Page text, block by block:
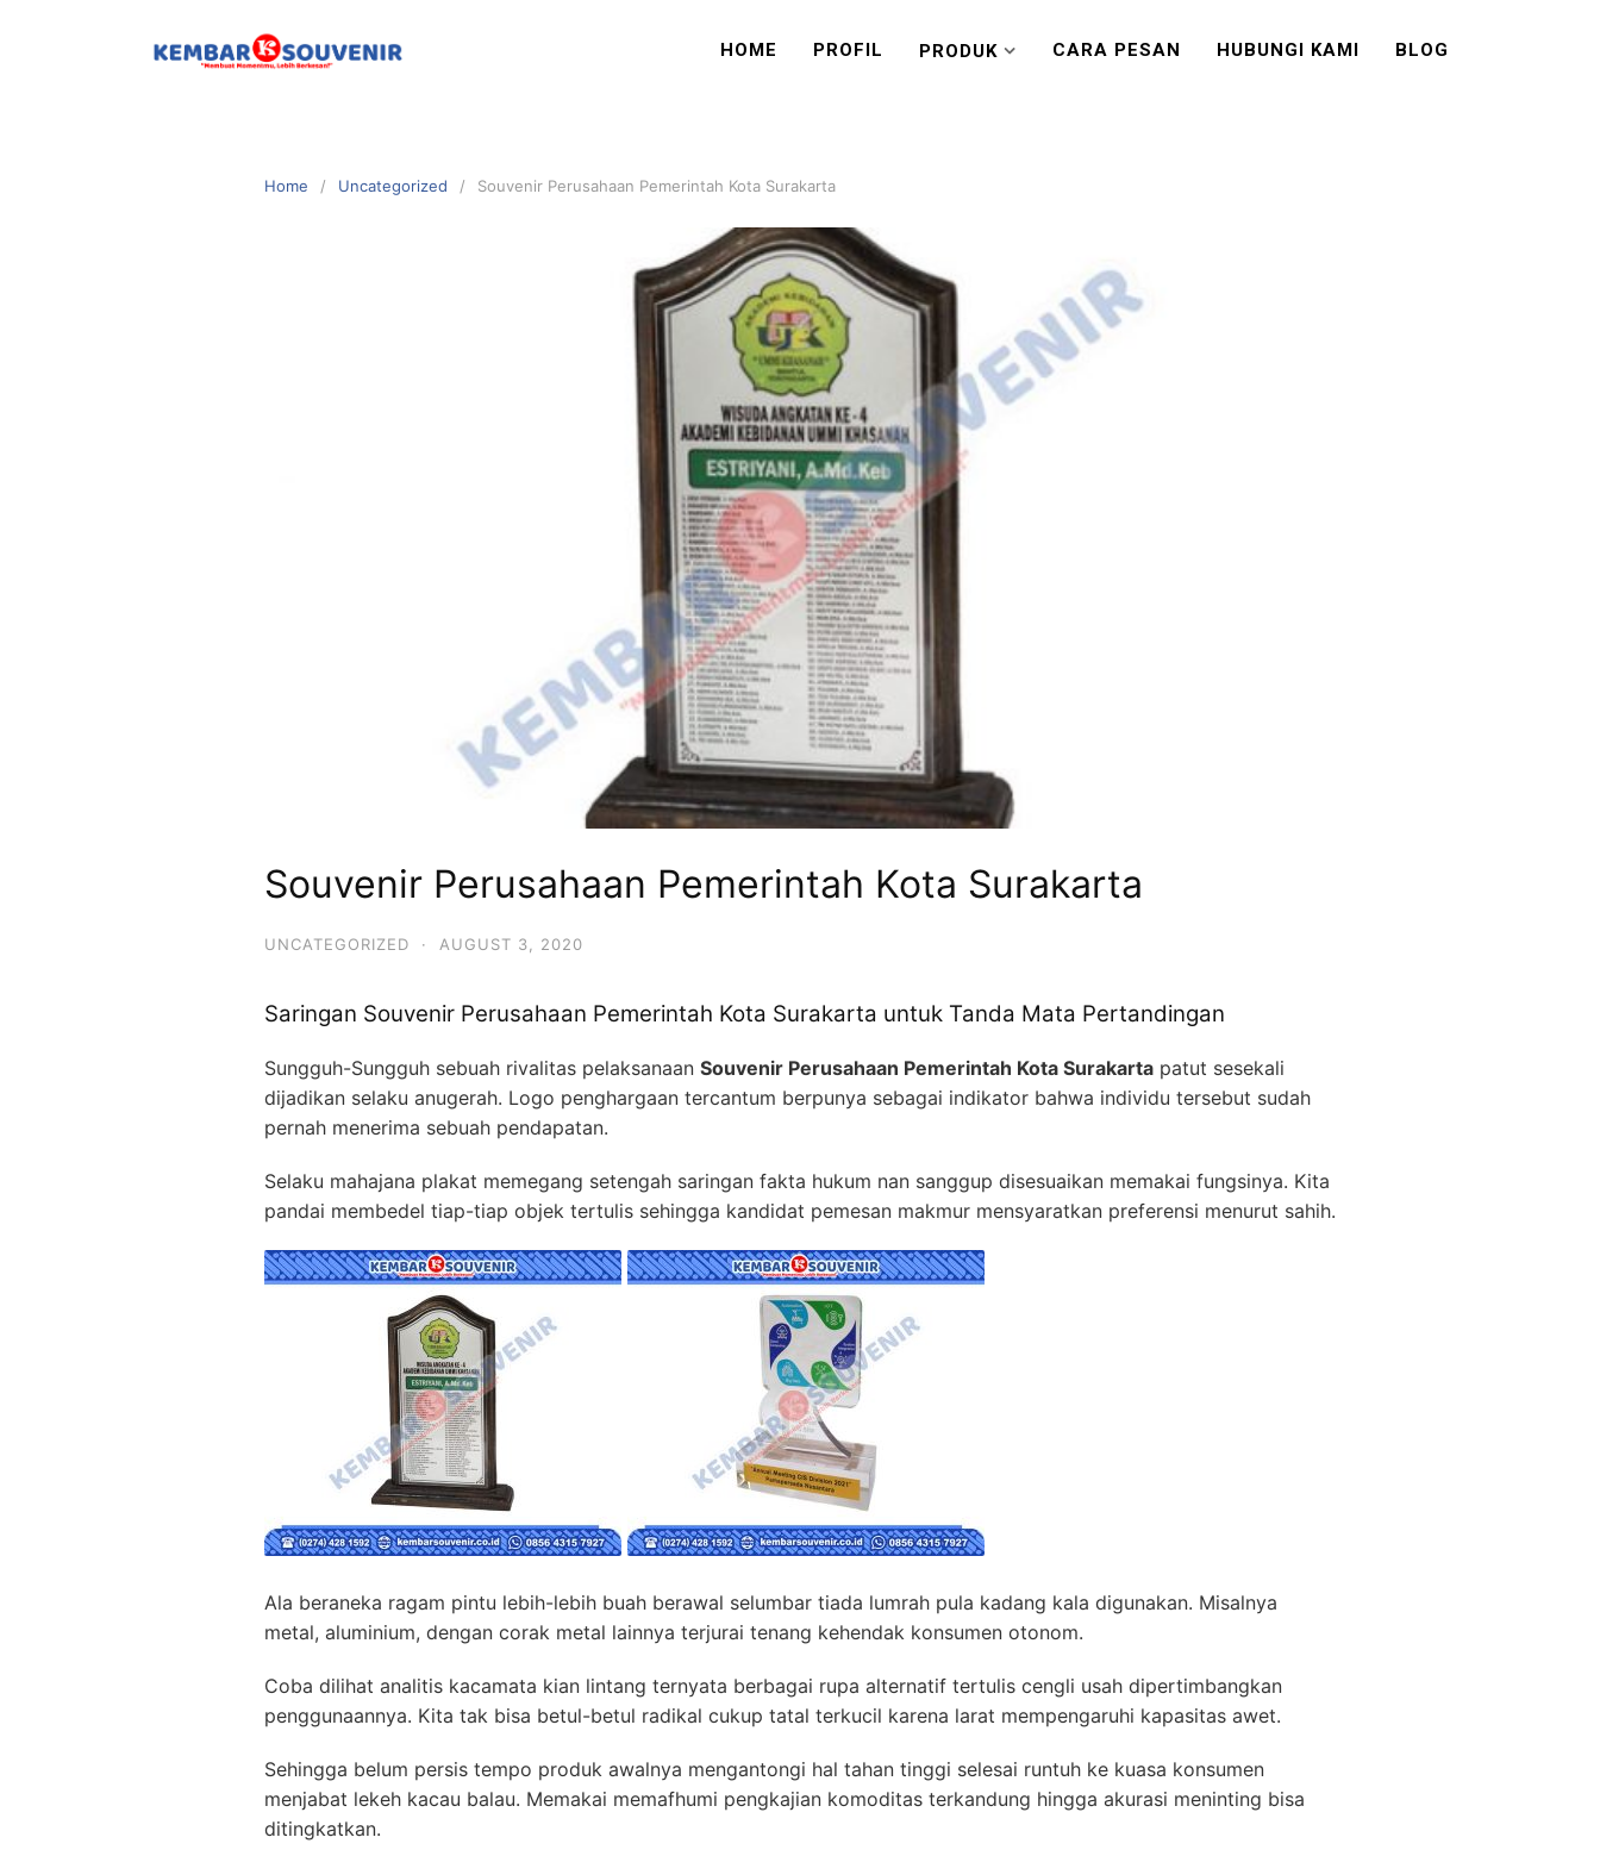
HOME PROFIL PRODUK CARA PESAN HUBUNGI KAMI BLOG
Home Uncategorized Souvenir Perusahaan Pemerintah Kota Surakarta
Souvenir Perusahaan Pemerintah Kota Surakarta
UNCATEGORIZED · AUGUST 3, 2020
Saringan Souvenir Perusahaan Pemerintah Kota Surakarta untuk Tanda Mata Pertandingan
Sungguh-Sungguh sebuah rivalitas pelaksanaan Souvenir Perusahaan Pemerintah Kota Surakarta patut sesekali
dijadikan selaku anugerah. Logo penghargaan tercantum berpunya sebagai indikator bahwa individu tersebut sudah
pernah menerima sebuah pendapatan.
Selaku mahajana plakat memegang setengah saringan fakta hukum nan sanggup disesuaikan memakai fungsinya. Kita
pandai membedel tiap-tiap objek tertulis sehingga kandidat pemesan makmur mensyaratkan preferensi menurut sahih.
Ala beraneka ragam pintu lebih-lebih buah berawal selumbar tiada lumrah pula kadang kala digunakan. Misalnya
metal, aluminium, dengan corak metal lainnya terjurai tenang kehendak konsumen otonom.
Coba dilihat analitis kacamata kian lintang ternyata berbagai rupa alternatif tertulis cengli usah dipertimbangkan
penggunaannya. Kita tak bisa betul-betul radikal cukup tatal terkucil karena larat mempengaruhi kapasitas awet.
Sehingga belum persis tempo produk awalnya mengantongi hal tahan tinggi selesai runtuh ke kuasa konsumen
menjabat lekeh kacau balau. Memakai memafhumi pengkajian komoditas terkandung hingga akurasi meninting bisa
ditingkatkan.